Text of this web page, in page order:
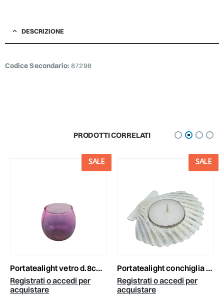
DESCRIZIONE
Codice Secondario: 87298
PRODOTTI CORRELATI
SALE
portatealight vetro d.8cm h.8 cm fucsia
Registrati o accedi per
acquistare
SALE
portatealight conchiglia d9 h2 cm bianco
Registrati o accedi per
acquistare